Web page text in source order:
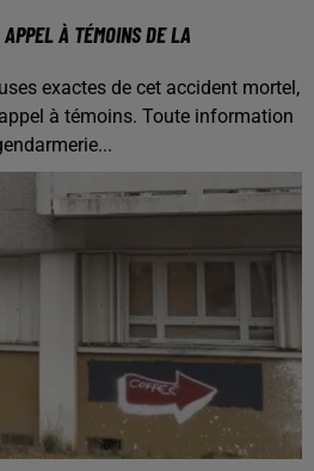
À TÉMOINS DE LA
exactes de cet accident mortel,
à témoins. Toute information